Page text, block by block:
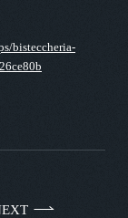
bisteccheria-